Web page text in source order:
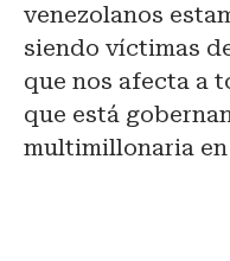
venezolanos
siendo víctimas
que nos afecta a
que está
multimillonaria en